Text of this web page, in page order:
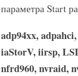
параметра Start
adp94xx,
iaStorV, iirsp,
nfrd960, nvraid,